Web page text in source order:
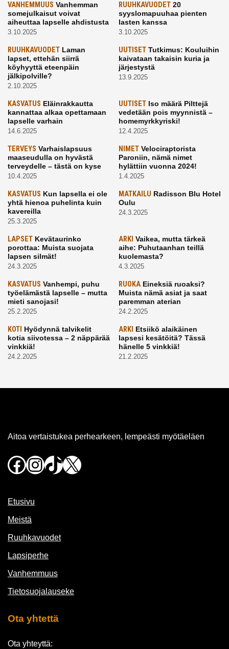
VANHEMMUUS Vanhemman
somejulkaisut voivat
aiheuttaa lapselle ahdistusta
3.10.2025
RUUHKAVUODET20
syyslomapuuhaa pienten
lasten kanssa
3.10.2025
RUUHKAVUODET Laman
lapset, ettehän siirrä
köyhyyttä eteenpäin
jälkipolville?
2.10.2025
UUTISETTutkimus: Kouluihin
kaivataan takaisin kuria ja
järjestystä
13.9.2025
KASVATUS Eläinrakkautta
kannattaa alkaa opettamaan
lapselle varhain
14.6.2025
UUTISETIso määrä Pilttejä
vedetään pois myynnistä –
homemyrkkyriski!
12.4.2025
TERVEYS Varhaislapsuus
maaseudulla on hyvästä
terveydelle – tästä on kyse
10.4.2025
NIMETVelociraptorista
Paroniin, nämä nimet
hylättiin vuonna 2024!
1.4.2025
KASVATUS Kun lapsella ei ole
yhtä hienoa puhelinta kuin
kavereilla
25.3.2025
MATKAILU Radisson Blu Hotel
Oulu
24.3.2025
LAPSET Kevätaurinko
porottaa: Muista suojata
lapsen silmät!
24.3.2025
ARKI Vaikea, mutta tärkeä
aihe: Puhutaanhan teillä
kuolemasta?
4.3.2025
KASVATUS Vanhempi, puhu
työelämästä lapselle – mutta
mieti sanojasi!
25.2.2025
RUOKAEineksiä ruoaksi?
Muista nämä asiat ja saat
paremman aterian
24.2.2025
KOTI Hyödynnä talvikelit
kotia siivotessa – 2 näppärää
vinkkiä!
24.2.2025
ARKI Etsiikö alaikäinen
lapsesi kesätöitä? Tässä
hänelle 5 vinkkiä!
21.2.2025
Aitoa vertaistukea perhearkeen, lempeästi myötäeläen
Facebook
Instagram
TikTok
X
Etusivu
Meistä
Ruuhkavuodet
Lapsiperhe
Vanhemmuus
Tietosuojalauseke
Ota yhtettä
Ota yhteyttä: